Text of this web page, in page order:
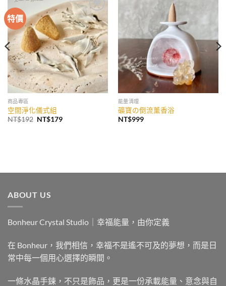
特價
加入
收藏
商品專區
空間淨化儀式組
NT$192 原
NT$179目
收藏
能量清理
礦寶の倒流薰香浴
NT$999
ABOUT US
Bonheur Crystal Studio｜幸福能量，由你定義
在 Bonheur，我們相信，幸福不是遙不可及的夢想，而是日
常中每一個用心選擇的瞬間。
一條水晶手鍊，不只是飾品，更是一份承載能量、意念與自